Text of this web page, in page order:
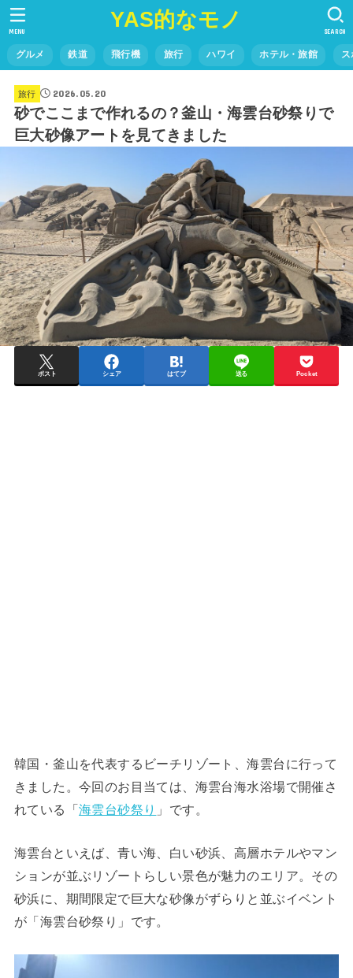
YAS的なモノ
グルメ 鉄道 飛行機 旅行 ハワイ ホテル・旅館
SEARCH
MENU
旅行 2026.05.20
砂でここまで作れるの？釜山・海雲台砂祭りで
巨大砂像アートを見てきました
ポスト シェア はてブ 送る Pocket
韓国・釜山を代表するビーチリゾート、海雲台に行って
きました。今回のお目当ては、海雲台海水浴場で開催さ
れている「海雲台砂祭り 」です。
海雲台といえば、青い海、白い砂浜、高層ホテルやマン
ションが並ぶリゾートらしい景色が魅力のエリア。その
砂浜に、期間限定で巨大な砂像がずらりと並ぶイベント
が「海雲台砂祭り」です。